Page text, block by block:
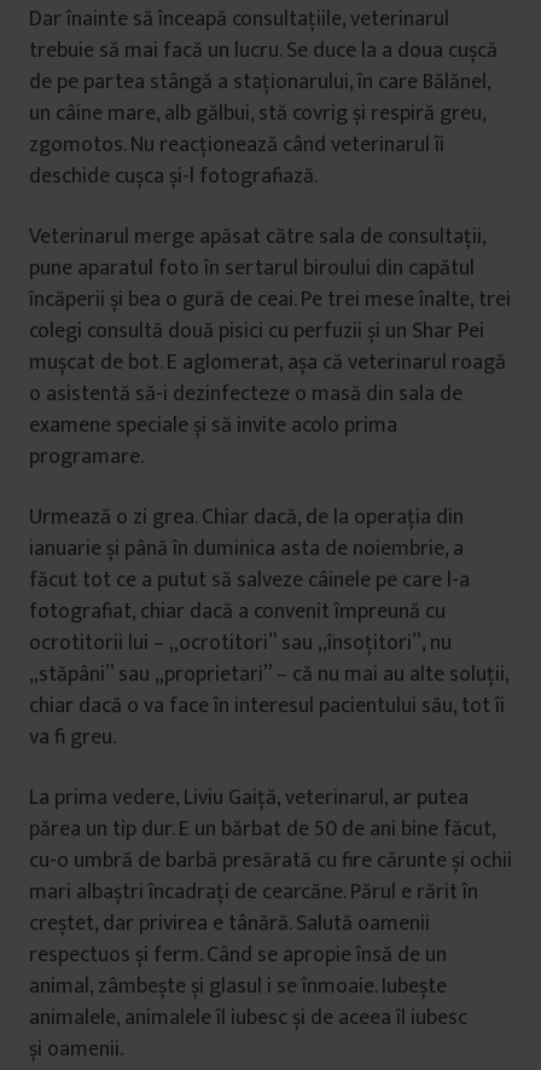
Dar înainte să înceapă consultațiile, veterinarul
trebuie să mai facă un lucru. Se duce la a doua cușcă
de pe partea stângă a staționarului, în care Bălănel,
un câine mare, alb gălbui, stă covrig și respiră greu,
zgomotos. Nu reacționează când veterinarul îi
deschide cușca și-l fotografiază.
Veterinarul merge apăsat către sala de consultații,
pune aparatul foto în sertarul biroului din capătul
încăperii și bea o gură de ceai. Pe trei mese înalte, trei
colegi consultă două pisici cu perfuzii și un Shar Pei
mușcat de bot. E aglomerat, așa că veterinarul roagă
o asistentă să-i dezinfecteze o masă din sala de
examene speciale și să invite acolo prima
programare.
Urmează o zi grea. Chiar dacă, de la operația din
ianuarie și până în duminica asta de noiembrie, a
făcut tot ce a putut să salveze câinele pe care l-a
fotografiat, chiar dacă a convenit împreună cu
ocrotitorii lui – „ocrotitori” sau „însoțitori”, nu
„stăpâni” sau „proprietari” – că nu mai au alte soluții,
chiar dacă o va face în interesul pacientului său, tot îi
va fi greu.
La prima vedere, Liviu Gaiță, veterinarul, ar putea
părea un tip dur. E un bărbat de 50 de ani bine făcut,
cu-o umbră de barbă presărată cu fire cărunte și ochii
mari albaștri încadrați de cearcăne. Părul e rărit în
creștet, dar privirea e tânără. Salută oamenii
respectuos și ferm. Când se apropie însă de un
animal, zâmbește și glasul i se înmoaie. Iubește
animalele, animalele îl iubesc și de aceea îl iubesc
și oamenii.